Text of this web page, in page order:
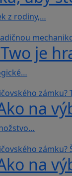
z rodiny,…
Tw‪o je
na
na